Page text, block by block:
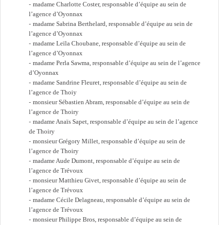
madame Charlotte Coster, responsable d’équipe au sein de
l’agence d’Oyonnax
madame Sabrina Berthelard, responsable d’équipe au sein de
l’agence d’Oyonnax
madame Leïla Choubane, responsable d’équipe au sein de
l’agence d’Oyonnax
madame Perla Sawma, responsable d’équipe au sein de l’agence
d’Oyonnax
madame Sandrine Fleuret, responsable d’équipe au sein de
l’agence de Thoiy
monsieur Sébastien Abram, responsable d’équipe au sein de
l’agence de Thoiry
madame Anaïs Sapet, responsable d’équipe au sein de l’agence
de Thoiry
monsieur Grégory Millet, responsable d’équipe au sein de
l’agence de Thoiry
madame Aude Dumont, responsable d’équipe au sein de
l’agence de Trévoux
monsieur Matthieu Givet, responsable d’équipe au sein de
l’agence de Trévoux
madame Cécile Delagneau, responsable d’équipe au sein de
l’agence de Trévoux
monsieur Philippe Bros, responsable d’équipe au sein de